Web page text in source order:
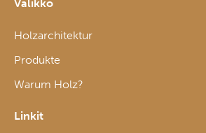
Valikko
Holzarchitektur
Produkte
Warum Holz?
Linkit